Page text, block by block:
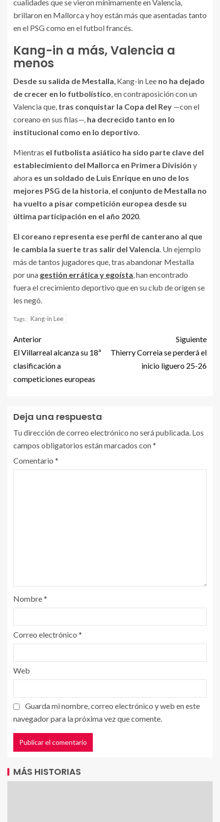
cualidades que se vieron mínimamente en Valencia,
brillaron en Mallorca y hoy están más que asentadas tanto
en el PSG como en el futbol francés.
Kang-in a más, Valencia a
menos
Desde su salida de Mestalla, Kang-in Lee no ha dejado
de crecer en lo futbolístico, en contraposición con un
Valencia que, tras conquistar la Copa del Rey —con el
coreano en sus filas—, ha decrecido tanto en lo
institucional como en lo deportivo.
Mientras el futbolista asiático ha sido parte clave del
establecimiento del Mallorca en Primera División y
ahora es un soldado de Luis Enrique en uno de los
mejores PSG de la historia, el conjunto de Mestalla no
ha vuelto a pisar competición europea desde su
última participación en el año 2020.
El coreano representa ese perfil de canterano al que
le cambia la suerte tras salir del Valencia. Un ejemplo
más de tantos jugadores que, tras abandonar Mestalla
por una gestión errática y egoísta, han encontrado
fuera el crecimiento deportivo que en su club de origen se
les negó.
Tags: Kang-in Lee
Anterior
El Villarreal alcanza su 18ª
clasificación a
competiciones europeas
Siguiente
Thierry Correia se perderá el
inicio liguero 25-26
Deja una respuesta
Tu dirección de correo electrónico no será publicada. Los
campos obligatorios están marcados con*
Comentario *
Nombre*
Correo electrónico *
Web
Guarda mi nombre, correo electrónico y web en este
navegador para la próxima vez que comente.
MÁS HISTORIAS